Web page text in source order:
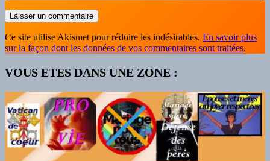
Ce site utilise Akismet pour réduire les indésirables. En savoir plus
sur la façon dont les données de vos commentaires sont traitées.
VOUS ETES DANS UNE ZONE :